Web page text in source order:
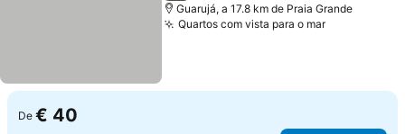
Guarujá, a 17.8 km de Praia Grande
Quartos com vista para o mar
De € 40